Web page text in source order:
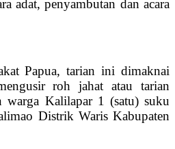
adat, penyambutan dan acara
Papua, tarian ini dimaknai
roh jahat atau tarian
warga Kalilapar 1 (satu) suku
Distrik Waris Kabupaten